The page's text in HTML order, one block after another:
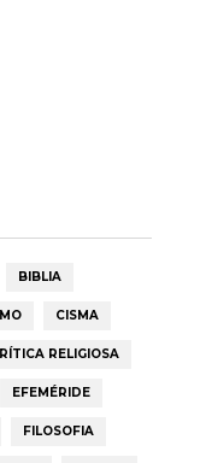
BIBLIA
CISMA
RELIGIOSA
EFEMÉRIDE
FILOSOFIA